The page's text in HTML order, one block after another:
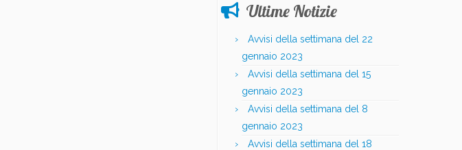
Ultime Notizie
Avvisi della settimana del 22
gennaio 2023
Avvisi della settimana del 15
gennaio 2023
Avvisi della settimana del 8
gennaio 2023
Avvisi della settimana del 18